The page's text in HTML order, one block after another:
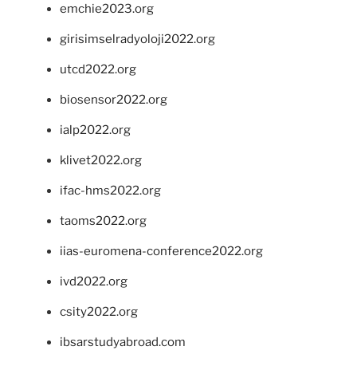
emchie2023.org
girisimselradyoloji2022.org
utcd2022.org
biosensor2022.org
ialp2022.org
klivet2022.org
ifac-hms2022.org
taoms2022.org
iias-euromena-conference2022.org
ivd2022.org
csity2022.org
ibsarstudyabroad.com